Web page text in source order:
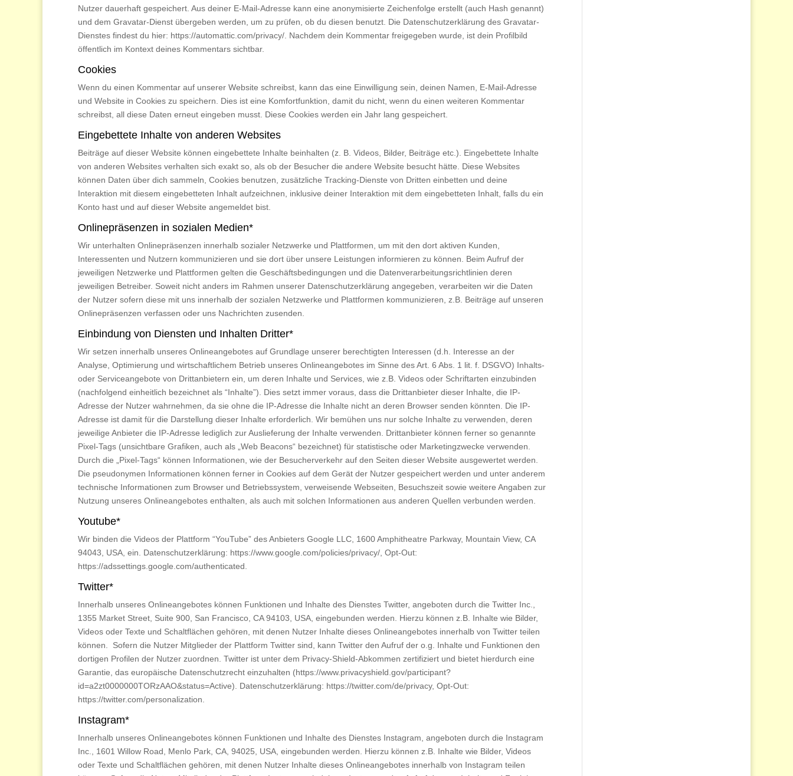
Nutzer dauerhaft gespeichert. Aus deiner E-Mail-Adresse kann eine anonymisierte Zeichenfolge erstellt (auch Hash genannt)
und dem Gravatar-Dienst übergeben werden, um zu prüfen, ob du diesen benutzt. Die Datenschutzerklärung des Gravatar-
Dienstes findest du hier: https://automattic.com/privacy/. Nachdem dein Kommentar freigegeben wurde, ist dein Profilbild
öffentlich im Kontext deines Kommentars sichtbar.
Cookies
Wenn du einen Kommentar auf unserer Website schreibst, kann das eine Einwilligung sein, deinen Namen, E-Mail-Adresse
und Website in Cookies zu speichern. Dies ist eine Komfortfunktion, damit du nicht, wenn du einen weiteren Kommentar
schreibst, all diese Daten erneut eingeben musst. Diese Cookies werden ein Jahr lang gespeichert.
Eingebettete Inhalte von anderen Websites
Beiträge auf dieser Website können eingebettete Inhalte beinhalten (z. B. Videos, Bilder, Beiträge etc.). Eingebettete Inhalte
von anderen Websites verhalten sich exakt so, als ob der Besucher die andere Website besucht hätte. Diese Websites
können Daten über dich sammeln, Cookies benutzen, zusätzliche Tracking-Dienste von Dritten einbetten und deine
Interaktion mit diesem eingebetteten Inhalt aufzeichnen, inklusive deiner Interaktion mit dem eingebetteten Inhalt, falls du ein
Konto hast und auf dieser Website angemeldet bist.
Onlinepräsenzen in sozialen Medien*
Wir unterhalten Onlinepräsenzen innerhalb sozialer Netzwerke und Plattformen, um mit den dort aktiven Kunden,
Interessenten und Nutzern kommunizieren und sie dort über unsere Leistungen informieren zu können. Beim Aufruf der
jeweiligen Netzwerke und Plattformen gelten die Geschäftsbedingungen und die Datenverarbeitungsrichtlinien deren
jeweiligen Betreiber. Soweit nicht anders im Rahmen unserer Datenschutzerklärung angegeben, verarbeiten wir die Daten
der Nutzer sofern diese mit uns innerhalb der sozialen Netzwerke und Plattformen kommunizieren, z.B. Beiträge auf unseren
Onlinepräsenzen verfassen oder uns Nachrichten zusenden.
Einbindung von Diensten und Inhalten Dritter*
Wir setzen innerhalb unseres Onlineangebotes auf Grundlage unserer berechtigten Interessen (d.h. Interesse an der
Analyse, Optimierung und wirtschaftlichem Betrieb unseres Onlineangebotes im Sinne des Art. 6 Abs. 1 lit. f. DSGVO) Inhalts-
oder Serviceangebote von Drittanbietern ein, um deren Inhalte und Services, wie z.B. Videos oder Schriftarten einzubinden
(nachfolgend einheitlich bezeichnet als “Inhalte”). Dies setzt immer voraus, dass die Drittanbieter dieser Inhalte, die IP-
Adresse der Nutzer wahrnehmen, da sie ohne die IP-Adresse die Inhalte nicht an deren Browser senden könnten. Die IP-
Adresse ist damit für die Darstellung dieser Inhalte erforderlich. Wir bemühen uns nur solche Inhalte zu verwenden, deren
jeweilige Anbieter die IP-Adresse lediglich zur Auslieferung der Inhalte verwenden. Drittanbieter können ferner so genannte
Pixel-Tags (unsichtbare Grafiken, auch als „Web Beacons“ bezeichnet) für statistische oder Marketingzwecke verwenden.
Durch die „Pixel-Tags“ können Informationen, wie der Besucherverkehr auf den Seiten dieser Website ausgewertet werden.
Die pseudonymen Informationen können ferner in Cookies auf dem Gerät der Nutzer gespeichert werden und unter anderem
technische Informationen zum Browser und Betriebssystem, verweisende Webseiten, Besuchszeit sowie weitere Angaben zur
Nutzung unseres Onlineangebotes enthalten, als auch mit solchen Informationen aus anderen Quellen verbunden werden.
Youtube*
Wir binden die Videos der Plattform “YouTube” des Anbieters Google LLC, 1600 Amphitheatre Parkway, Mountain View, CA
94043, USA, ein. Datenschutzerklärung: https://www.google.com/policies/privacy/, Opt-Out:
https://adssettings.google.com/authenticated.
Twitter*
Innerhalb unseres Onlineangebotes können Funktionen und Inhalte des Dienstes Twitter, angeboten durch die Twitter Inc.,
1355 Market Street, Suite 900, San Francisco, CA 94103, USA, eingebunden werden. Hierzu können z.B. Inhalte wie Bilder,
Videos oder Texte und Schaltflächen gehören, mit denen Nutzer Inhalte dieses Onlineangebotes innerhalb von Twitter teilen
können. Sofern die Nutzer Mitglieder der Plattform Twitter sind, kann Twitter den Aufruf der o.g. Inhalte und Funktionen den
dortigen Profilen der Nutzer zuordnen. Twitter ist unter dem Privacy-Shield-Abkommen zertifiziert und bietet hierdurch eine
Garantie, das europäische Datenschutzrecht einzuhalten (https://www.privacyshield.gov/participant?
id=a2zt0000000TORzAAO&status=Active). Datenschutzerklärung: https://twitter.com/de/privacy, Opt-Out:
https://twitter.com/personalization.
Instagram*
Innerhalb unseres Onlineangebotes können Funktionen und Inhalte des Dienstes Instagram, angeboten durch die Instagram
Inc., 1601 Willow Road, Menlo Park, CA, 94025, USA, eingebunden werden. Hierzu können z.B. Inhalte wie Bilder, Videos
oder Texte und Schaltflächen gehören, mit denen Nutzer Inhalte dieses Onlineangebotes innerhalb von Instagram teilen